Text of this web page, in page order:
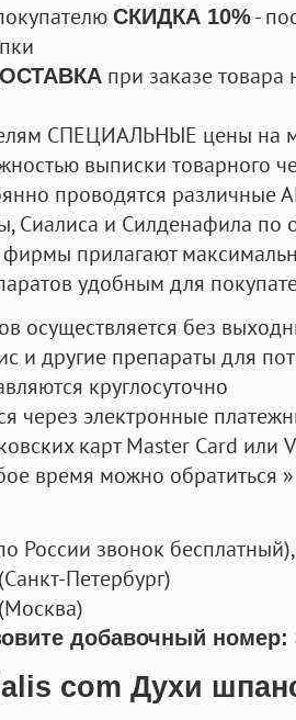
СКИДКА 10%-
при заказе
СПЕЦИАЛЬНЫЕ цены на
выписки товарного
проводятся
Сиалиса и Силденафила по
прилагают
удобным для
осуществляется без
и другие препараты для
круглосуточно
через электронные
карт Master Card или
время можно обратиться
России звонок бесплатный),
(Санкт-Петербург)
(Москва)
добавочный номер:
com Духи